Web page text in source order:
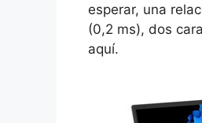
esperar, una
(0,2 ms), dos
aquí.